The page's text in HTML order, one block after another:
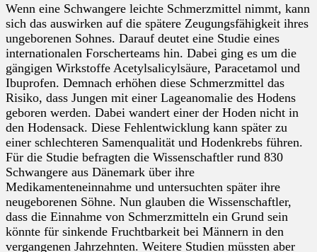
Wenn eine Schwangere leichte Schmerzmittel nimmt, kann
sich das auswirken auf die spätere Zeugungsfähigkeit ihres
ungeborenen Sohnes. Darauf deutet eine Studie eines
internationalen Forscherteams hin. Dabei ging es um die
gängigen Wirkstoffe Acetylsalicylsäure, Paracetamol und
Ibuprofen. Demnach erhöhen diese Schmerzmittel das
Risiko, dass Jungen mit einer Lageanomalie des Hodens
geboren werden. Dabei wandert einer der Hoden nicht in
den Hodensack. Diese Fehlentwicklung kann später zu
einer schlechteren Samenqualität und Hodenkrebs führen.
Für die Studie befragten die Wissenschaftler rund 830
Schwangere aus Dänemark über ihre
Medikamenteneinnahme und untersuchten später ihre
neugeborenen Söhne. Nun glauben die Wissenschaftler,
dass die Einnahme von Schmerzmitteln ein Grund sein
könnte für sinkende Fruchtbarkeit bei Männern in den
vergangenen Jahrzehnten. Weitere Studien müssten aber